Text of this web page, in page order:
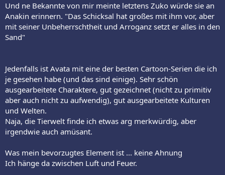
Und ne Bekannte von mir meinte letztens Zuko würde sie an
Anakin erinnern. "Das Schicksal hat großes mit ihm vor, aber
mit seiner Unbeherrschtheit und Arroganz setzt er alles in den
Sand"
Jedenfalls ist Avata mit eine der besten Cartoon-Serien die ich
je gesehen habe (und das sind einige). Sehr schön
ausgearbeitete Charaktere, gut gezeichnet (nicht zu primitiv
aber auch nicht zu aufwendig), gut ausgearbeitete Kulturen
und Welten.
Naja, die Tierwelt finde ich etwas arg merkwürdig, aber
irgendwie auch amüsant.
Was mein bevorzugtes Element ist ... keine Ahnung
Ich hänge da zwischen Luft und Feuer.